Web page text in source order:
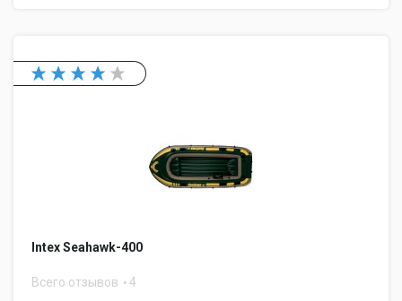
Intex Seahawk-400
Всего отзывов 4